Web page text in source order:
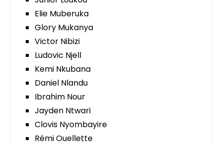
Elie Muberuka
Glory Mukanya
Victor Nibizi
Ludovic Njell
Kemi Nkubana
Daniel Nlandu
Ibrahim Nour
Jayden Ntwari
Clovis Nyombayire
Rémi Ouellette